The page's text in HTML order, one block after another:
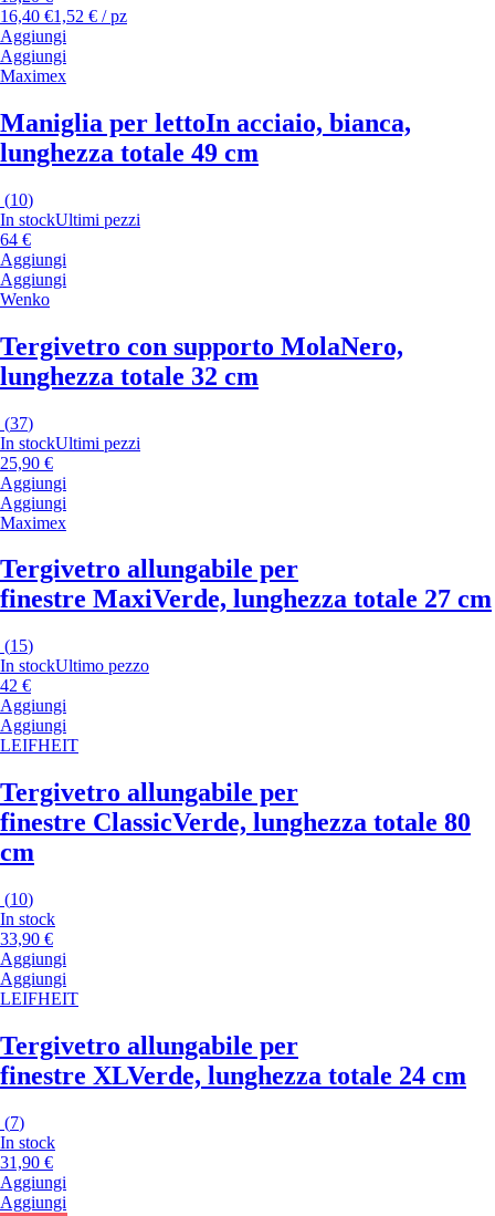
16,40 €1,52 € / pz
Aggiungi
Aggiungi
Maximex
Maniglia per lettoIn acciaio, bianca,
lunghezza totale 49 cm
(10)
In stockUltimi pezzi
64 €
Aggiungi
Aggiungi
Wenko
Tergivetro con supporto MolaNero,
lunghezza totale 32 cm
(37)
In stockUltimi pezzi
25,90 €
Aggiungi
Aggiungi
Maximex
Tergivetro allungabile per
finestre MaxiVerde, lunghezza totale 27 cm
(15)
In stockUltimo pezzo
42 €
Aggiungi
Aggiungi
LEIFHEIT
Tergivetro allungabile per
finestre ClassicVerde, lunghezza totale 80
cm
(10)
In stock
33,90 €
Aggiungi
Aggiungi
LEIFHEIT
Tergivetro allungabile per
finestre XLVerde, lunghezza totale 24 cm
(7)
In stock
31,90 €
Aggiungi
Aggiungi